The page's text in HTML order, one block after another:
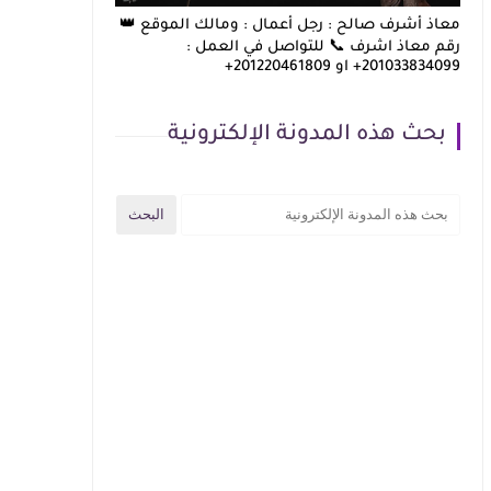
معاذ أشرف صالح : رجل أعمال : ومالك الموقع 👑
رقم معاذ اشرف 📞 للتواصل في العمل :
201033834099+ او 201220461809+
بحث هذه المدونة الإلكترونية